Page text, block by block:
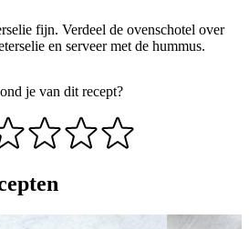
fijn. Verdeel de ovenschotel over
en serveer met de hummus.
je van dit recept?